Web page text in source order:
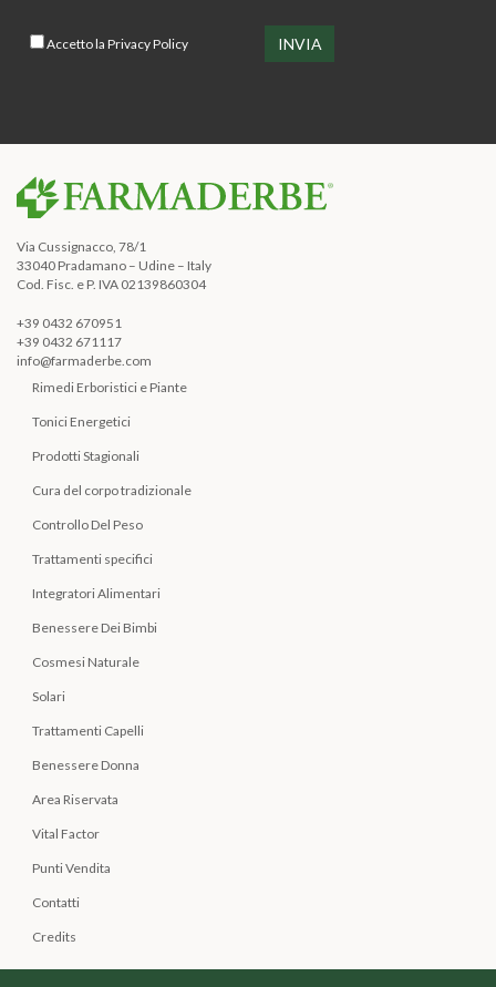
Accetto la Privacy Policy
Via Cussignacco, 78/1
33040 Pradamano – Udine – Italy
Cod. Fisc. e P. IVA 02139860304
+39 0432 670951
+39 0432 671117
info@farmaderbe.com
Rimedi Erboristici e Piante
Tonici Energetici
Prodotti Stagionali
Cura del corpo tradizionale
Controllo Del Peso
Trattamenti specifici
Integratori Alimentari
Benessere Dei Bimbi
Cosmesi Naturale
Solari
Trattamenti Capelli
Benessere Donna
Area Riservata
Vital Factor
Punti Vendita
Contatti
Credits